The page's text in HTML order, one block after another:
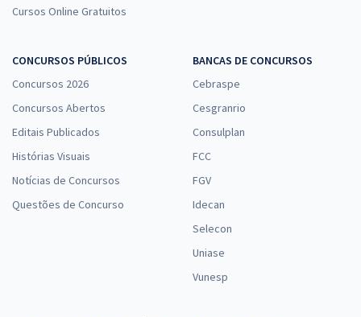
Cursos Online Gratuitos
CONCURSOS PÚBLICOS
Concursos 2026
Concursos Abertos
Editais Publicados
Histórias Visuais
Notícias de Concursos
Questões de Concurso
BANCAS DE CONCURSOS
Cebraspe
Cesgranrio
Consulplan
FCC
FGV
Idecan
Selecon
Uniase
Vunesp